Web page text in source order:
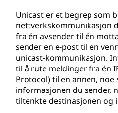
Unicast er et begrep som
nettverkskommunikasjon
fra én avsender til én
sender en e-post til en
unicast-kommunikasjon.
til å rute meldinger fra én
Protocol) til en annen, noe
informasjonen du sender,
tiltenkte destinasjonen og